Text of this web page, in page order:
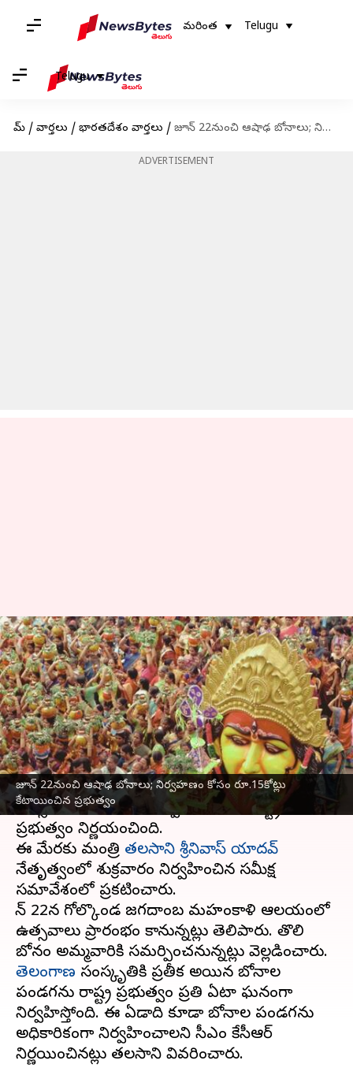
మరింత Telugu
Telugu
హోమ్ / వార్తలు / భారతదేశం వార్తలు / జూన్ 22నుంచి ఆషాఢ బోనాలు; నిర్వహణం కోసం రూ.15కోట్లు కేటాయించిన ప్రభుత్వం
ADVERTISEMENT
జూన్ 22నుంచి ఆషాఢ బోనాలు; నిర్వహణం కోసం రూ.15కోట్లు
కేటాయించిన ప్రభుత్వం
జూన్ 22నుంచి ఆషాఢ బోనాలు;
నిర్వహణం కోసం రూ.15కోట్లు
కేటాయించిన ప్రభుత్వం
వ్రాసిన వారు Stalin May 26, 2023 03:02 pm
ఈ వార్తాకథనం ఏంటి
జూన్ 22నుంచిహైదరాబాద్‌లో ఆషాఢ బోనాల
ఉత్సవాలను ఘనంగా నిర్వహించాలని రాష్ట్ర
ప్రభుత్వం నిర్ణయంచింది.
ఈ మేరకు మంత్రి తలసాని శ్రీనివాస్ యాదవ్
నేతృత్వంలో శుక్రవారం నిర్వహించిన సమీక్ష
సమావేశంలో ప్రకటించారు.
జూన్ 22న గోల్కొండ జగదాంబ మహంకాళి ఆలయంలో
ఉత్సవాలు ప్రారంభం కానున్నట్లు తెలిపారు. తొలి
తెలంగాణ సంస్కృతికి ప్రతీక అయిన బోనాల
పండగను రాష్ట్ర ప్రభుత్వం ప్రతి ఏటా ఘనంగా
నిర్వహిస్తోంది. ఈ ఏడాది కూడా బోనాల పండగను
అధికారికంగా నిర్వహించాలని సీఎం కేసీఆర్